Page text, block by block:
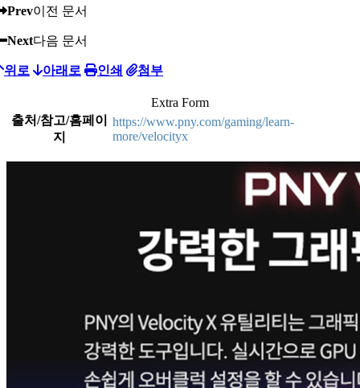
Prev이전 문서
Next다음 문서
위로 아래로 인쇄 첨부
Extra Form
출처/참고/홈페이
지
https://www.pny.com/gaming/learn-
more/velocityx